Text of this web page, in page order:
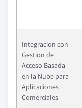
Integracion con
Gestion de
Acceso Basada
en la Nube para
Aplicaciones
Comerciales